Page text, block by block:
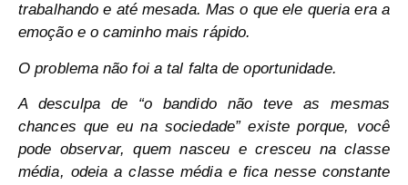
trabalhando e até mesada. Mas o que ele queria era a
emoção e o caminho mais rápido.
O problema não foi a tal falta de oportunidade.
A desculpa de “o bandido não teve as mesmas
chances que eu na sociedade” existe porque, você
pode observar, quem nasceu e cresceu na classe
média, odeia a classe média e fica nesse constante